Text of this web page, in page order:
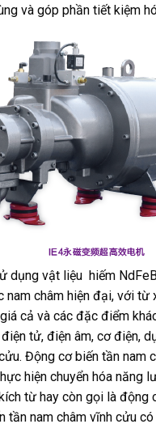
và góp phần tiết kiệm
dụng vật liệu hiếm
châm hiện đại, với
cả và các đặc điểm
tử, điện âm, cơ điện,
Động cơ biến tần
hiện chuyển hóa năng
từ hay còn gọi là động
nam châm vĩnh cửu